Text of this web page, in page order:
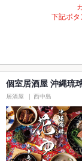
下記ボタ
個室居酒屋 沖縄琉
居酒屋 西中島